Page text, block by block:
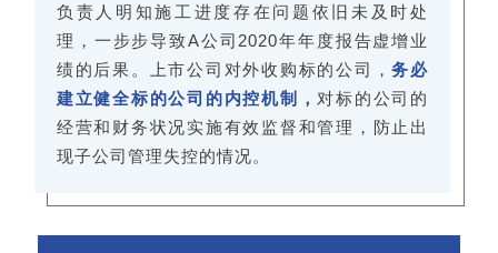
负责人明知施工进度存在问题依旧未及时处
理，一步步导致A公司2020年年度报告虚增业
绩的后果。上市公司对外收购标的公司，务必
建立健全标的公司的内控机制， 对标的公司的
经营和财务状况实施有效监督和管理，防止出
现子公司管理失控的情况。